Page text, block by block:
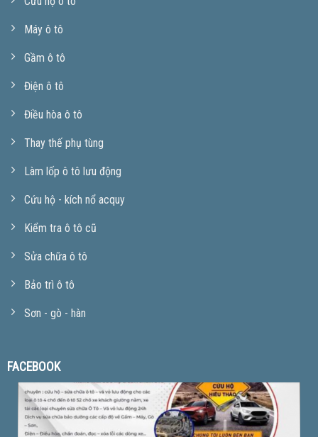
Máy ô tô
Gầm ô tô
Điện ô tô
Điều hòa ô tô
Thay thế phụ tùng
Làm lốp ô tô lưu động
Cứu hộ - kích nổ acquy
Kiểm tra ô tô cũ
Sửa chữa ô tô
Bảo trì ô tô
Sơn - gò - hàn
FACEBOOK